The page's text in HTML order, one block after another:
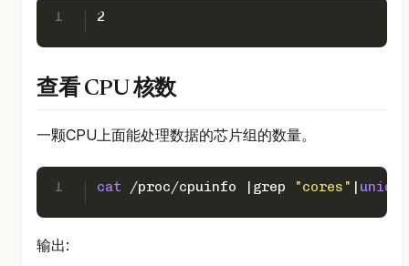
1 2
查看 CPU 核数
一颗CPU上面能处理数据的芯片组的数量。
1 cat /proc/cpuinfo |grep "cores" uniq
输出: